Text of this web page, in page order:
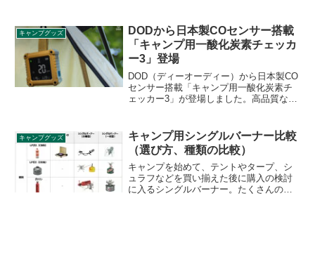
turk（ターク）のフライパンは数万円する
高価なアイテムです。詳細をレビューし
ます。
キャンプグッズ
DODから日本製COセンサー搭載
「キャンプ用一酸化炭素チェッカ
ー3」登場
DOD（ディーオーディー）から日本製CO
センサー搭載「キャンプ用一酸化炭素チ
ェッカー3」が登場しました。高品質な日
炭素濃度だけでなく温度や湿度も計測で
きます。詳細をレビューします。
キャンプグッズ
キャンプ用シングルバーナー比較
（選び方、種類の比較）
キャンプを始めて、テントやタープ、シ
ュラフなどを買い揃えた後に購入の検討
に入るシングルバーナー。たくさんの種